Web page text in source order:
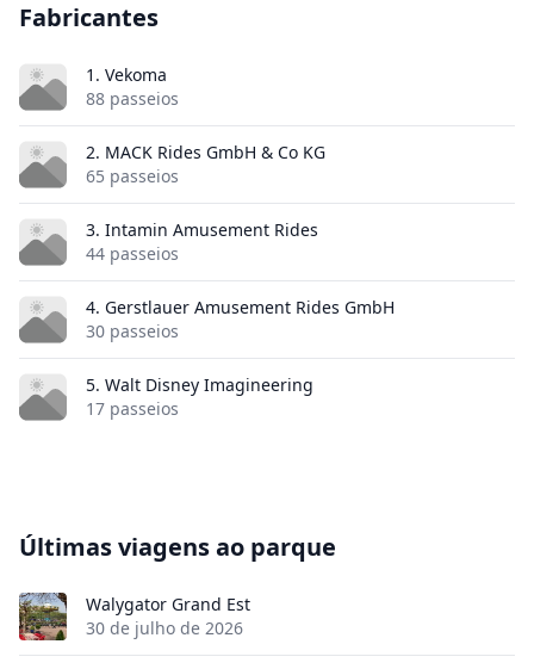
Fabricantes
1. Vekoma
88 passeios
2. MACK Rides GmbH & Co KG
65 passeios
3. Intamin Amusement Rides
44 passeios
4. Gerstlauer Amusement Rides GmbH
30 passeios
5. Walt Disney Imagineering
17 passeios
Últimas viagens ao parque
Walygator Grand Est
30 de julho de 2026